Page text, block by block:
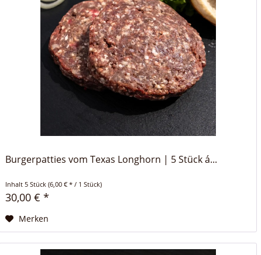
Burgerpatties vom Texas Longhorn | 5 Stück á...
Inhalt 5 Stück(6,00 € * / 1 Stück)
30,00 € *
Merken